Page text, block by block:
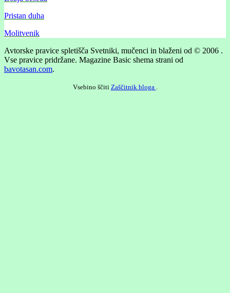
Pristan duha
Molitvenik
Avtorske pravice spletišča Svetniki, mučenci in blaženi od © 2006 .
Vse pravice pridržane. Magazine Basic shema strani od
bavotasan.com.
Vsebino ščiti Zaščitnik bloga .